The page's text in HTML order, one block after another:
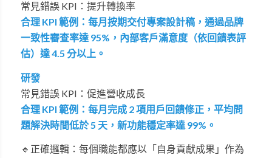
常見錯誤 KPI：提升轉換率
合理 KPI 範例：每月按期交付專案設計稿，通過品牌
一致性審查率達 95%，內部客戶滿意度（依回饋表評
估）達 4.5 分以上。
研發
常見錯誤 KPI：促進營收成長
合理 KPI 範例：每月完成 2 項用戶回饋修正，平均問
題解決時間低於 5 天，新功能穩定率達 99%。
🔹正確邏輯：每個職能都應以「自身貢獻成果」作為